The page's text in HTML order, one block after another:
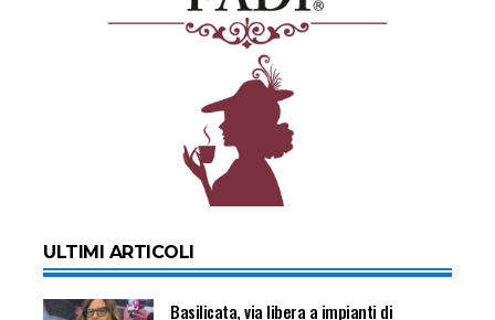
ULTIMI ARTICOLI
Basilicata, via libera a impianti di